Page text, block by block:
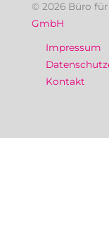
© 2026 Büro
GmbH
Impressum
Kontakt